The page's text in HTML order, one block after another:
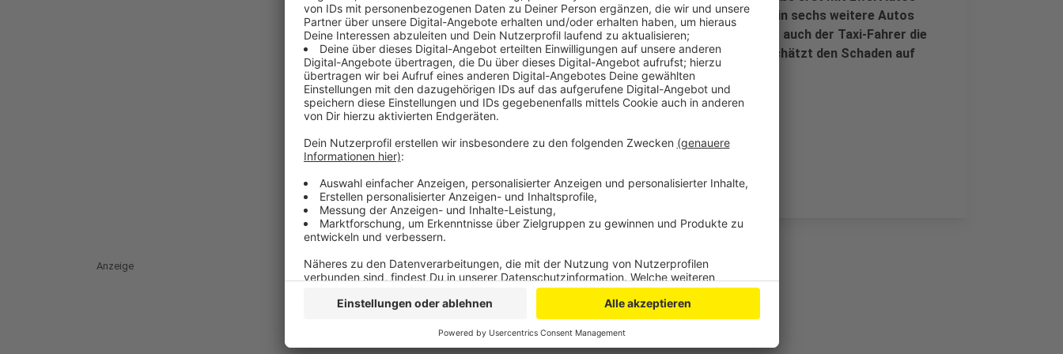
zusammengestoßen, dann von der Straße abgekommen und in sechs weitere Autos
gekracht. Danach flüchtete der Mann zu Fuß weiter. Dann hat auch der Taxi-Fahrer die
Spur verloren. Die Polizei ermittelt wegen Unfallflucht. Sie schätzt den Schaden auf
50.000 Euro.
Veröffentlicht:Donnerstag, 25.04.2019 15:57
Anzeige
Anzeige